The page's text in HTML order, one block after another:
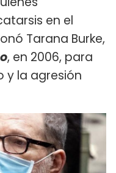
en el
Tarana Burke,
, en 2006, para
y la agresión